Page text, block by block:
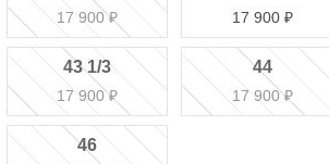
17 900₽ 17 900 ₽
43 1/3
17 900₽
44
17 900₽
46